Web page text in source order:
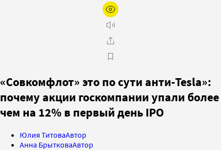
«Совкомфлот» это по сути анти-Tesla»:
почему акции госкомпании упали более
чем на 12% в первый день IPO
Юлия ТитоваАвтор
Анна БрытковаАвтор